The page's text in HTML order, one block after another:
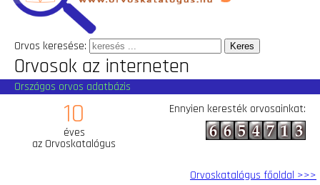
Orvos keresése:
Orvosok az interneten
Országos orvos adatbázis
10
éves
az Orvoskatalógus
Ennyien keresték orvosainkat:
Orvoskatalógus főoldal >>>